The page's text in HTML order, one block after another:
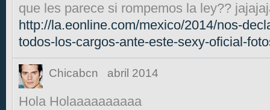
que les parece si rompemos la ley??
http://la.eonline.com/mexico/2014/nos-
todos-los-cargos-ante-este-sexy-oficial-
Chicabcn abril 2014
Hola Holaaaaaaaaaa